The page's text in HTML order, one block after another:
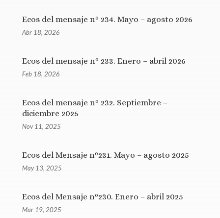
Ecos del mensaje nº 234. Mayo – agosto 2026
Abr 18, 2026
Ecos del mensaje nº 233. Enero – abril 2026
Feb 18, 2026
Ecos del mensaje nº 232. Septiembre –
diciembre 2025
Nov 11, 2025
Ecos del Mensaje nº231. Mayo – agosto 2025
May 13, 2025
Ecos del Mensaje nº230. Enero – abril 2025
Mar 19, 2025